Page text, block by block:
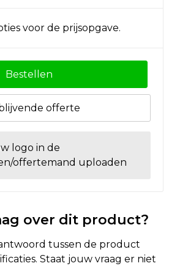
voor de prijsopgave.
Bestellen
offerte
logo in de
offertemand uploaden
over dit product?
tussen de product
Staat jouw vraag er niet